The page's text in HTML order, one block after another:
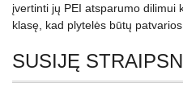
įvertinti jų PEI atsparumo dilimui
klasę, kad plytelės būtų
SUSIJĘ